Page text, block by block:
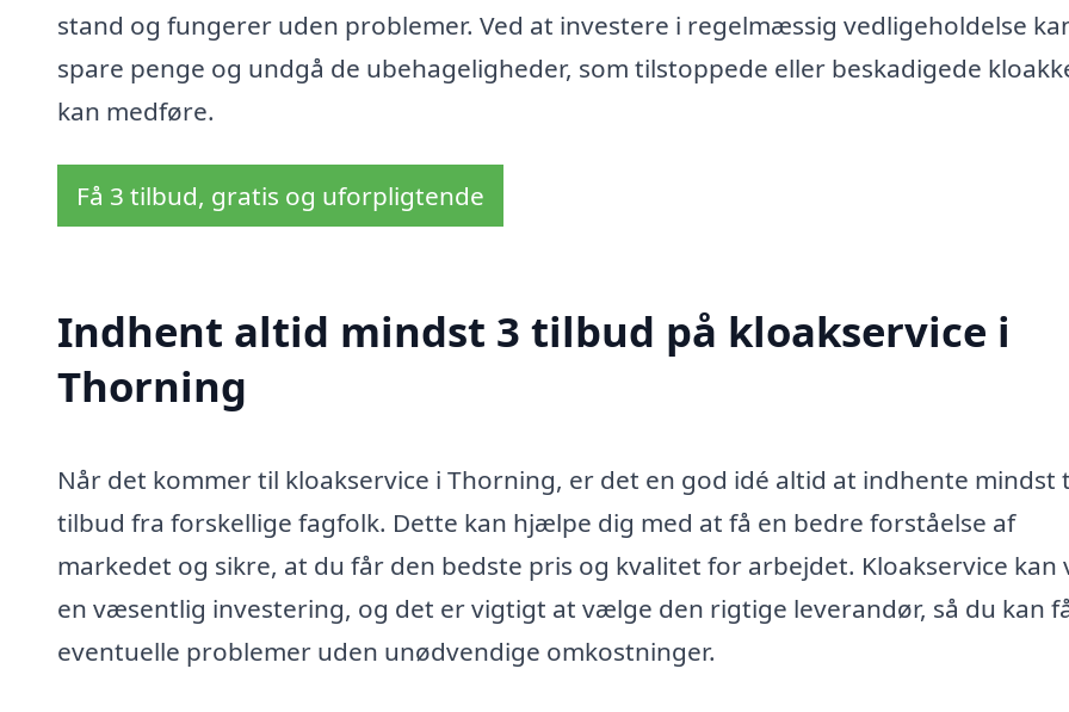
stand og fungerer uden problemer. Ved at investere i regelmæssig vedligeholdelse
spare penge og undgå de ubehageligheder, som tilstoppede eller beskadigede
kan medføre.
Få 3 tilbud, gratis og uforpligtende
Indhent altid mindst 3 tilbud på kloakservice i
Thorning
Når det kommer til kloakservice i Thorning, er det en god idé altid at indhente mindst
tilbud fra forskellige fagfolk. Dette kan hjælpe dig med at få en bedre forståelse af
markedet og sikre, at du får den bedste pris og kvalitet for arbejdet. Kloakservice
en væsentlig investering, og det er vigtigt at vælge den rigtige leverandør, så du kan
eventuelle problemer uden unødvendige omkostninger.